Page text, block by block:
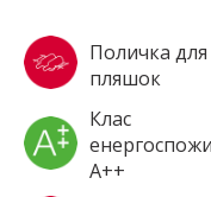
Поличка для
пляшок
Клас
А++